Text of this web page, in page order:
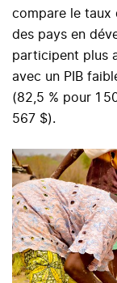
compare le taux
des pays en
participent plus
avec un PIB
(82,5 % pour 1
567 $).